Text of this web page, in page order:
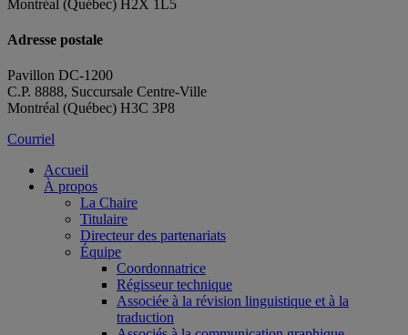
Montréal (Québec) H2X 1L5
Adresse postale
Pavillon DC-1200
C.P. 8888, Succursale Centre-Ville
Montréal (Québec) H3C 3P8
Courriel
Accueil
À propos
La Chaire
Titulaire
Directeur des partenariats
Équipe
Coordonnatrice
Régisseur technique
Associée à la révision linguistique et à la
traduction